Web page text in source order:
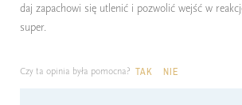
daj zapachowi się utlenić i pozwolić wejść w
super.
Czy ta opinia była pomocna? TAK NIE